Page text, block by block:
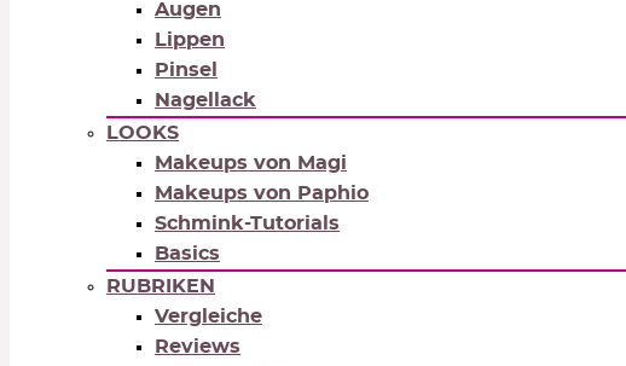
Augen
Lippen
Pinsel
Nagellack
LOOKS
Makeups von Magi
Makeups von Paphio
Schmink-Tutorials
Basics
RUBRIKEN
Vergleiche
Reviews